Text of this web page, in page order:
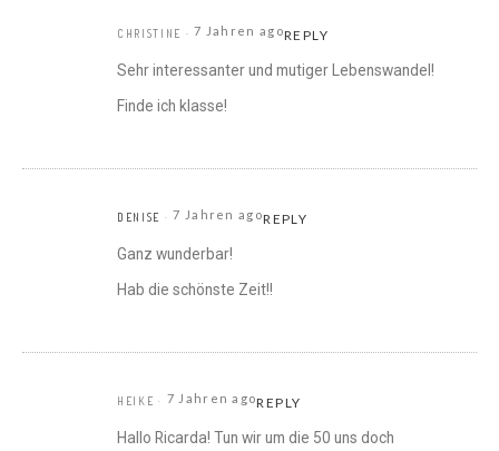
CHRISTINE 7 Jahren agoREPLY
Sehr interessanter und mutiger Lebenswandel!
Finde ich klasse!
DENISE 7 Jahren agoREPLY
Ganz wunderbar!
Hab die schönste Zeit!!
HEIKE 7 Jahren agoREPLY
Hallo Ricarda! Tun wir um die 50 uns doch